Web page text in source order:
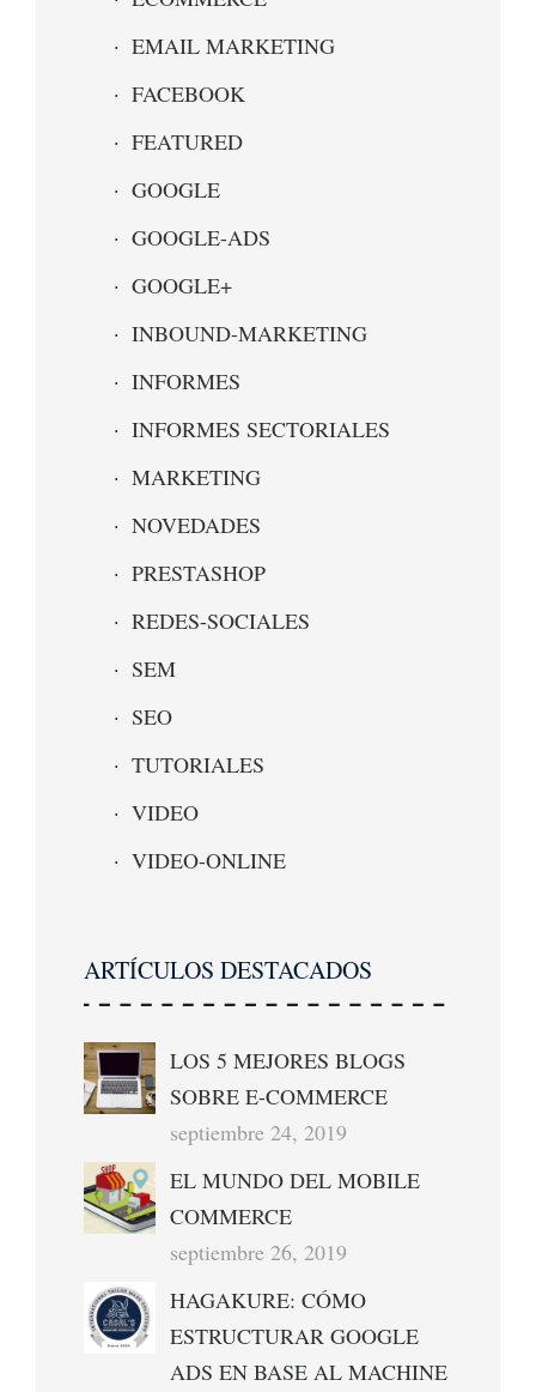
EMAIL MARKETING
FACEBOOK
FEATURED
GOOGLE
GOOGLE-ADS
GOOGLE+
INBOUND-MARKETING
INFORMES
INFORMES SECTORIALES
MARKETING
NOVEDADES
PRESTASHOP
REDES-SOCIALES
SEM
SEO
TUTORIALES
VIDEO
VIDEO-ONLINE
ARTÍCULOS DESTACADOS
LOS 5 MEJORES BLOGS
SOBRE E-COMMERCE
septiembre 24, 2019
EL MUNDO DEL MOBILE
COMMERCE
septiembre 26, 2019
HAGAKURE: CÓMO
ESTRUCTURAR GOOGLE
ADS EN BASE AL MACHINE